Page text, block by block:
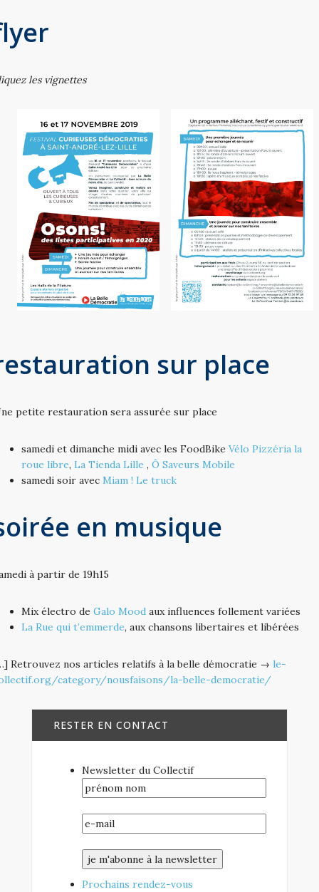
les vignettes
sur place
petite restauration sera assurée sur place
samedi et dimanche midi avec les FoodBike Vélo Pizzéria la
roue libre, La Tienda Lille , Ô Saveurs Mobile
samedi soir avec Miam ! Le truck
en musique
à partir de 19h15
Mix électro de Galo Mood aux influences follement variées
La Rue qui t’emmerde, aux chansons libertaires et libérées
Retrouvez nos articles relatifs à la belle démocratie → le-
category/nousfaisons/la-belle-democratie/
RESTER EN CONTACT
Newsletter du Collectif
Prochains rendez-vous